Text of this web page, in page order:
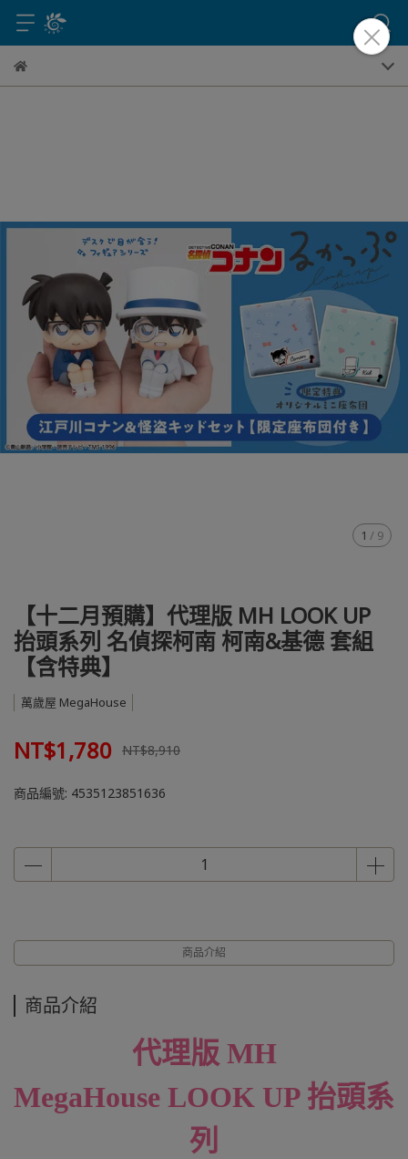
1 / 9
【十二月預購】代理版 MH LOOK UP
抬頭系列 名偵探柯南 柯南&基德 套組
【含特典】
萬歲屋 MegaHouse
NT$1,780 NT$8,910
商品編號: 4535123851636
商品介紹
商品介紹
代理版 MH
MegaHouse LOOK UP 抬頭系
列